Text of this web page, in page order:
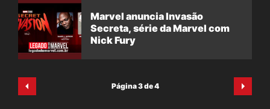
Marvel anuncia Invasão
Secreta, série da Marvel com
Nick Fury
Página 3 de 4